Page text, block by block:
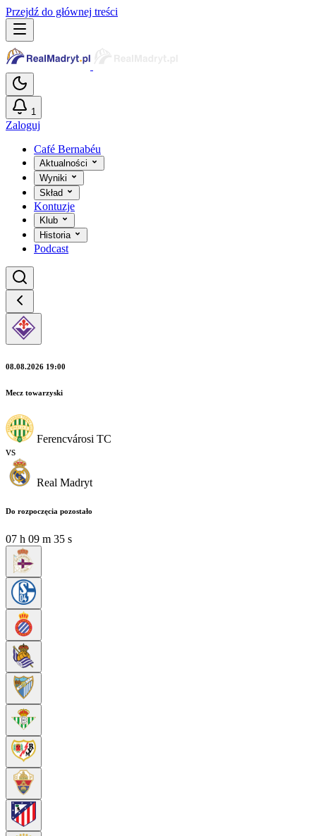
Przejdź do głównej treści
1
Zaloguj
Café Bernabéu
Aktualności
Wyniki
Skład
Kontuzje
Klub
Historia
Podcast
08.08.2026 19:00
Mecz towarzyski
Ferencvárosi TC
vs
Real Madryt
Do rozpoczęcia pozostało
07 h 09 m 33 s